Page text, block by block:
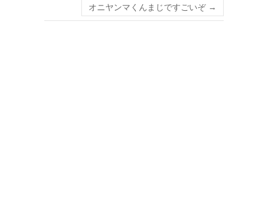
オニヤンマくんまじですごいぞ →